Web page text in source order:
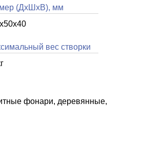
(ДхШхВ), мм
вес створки
фонари, деревянные,